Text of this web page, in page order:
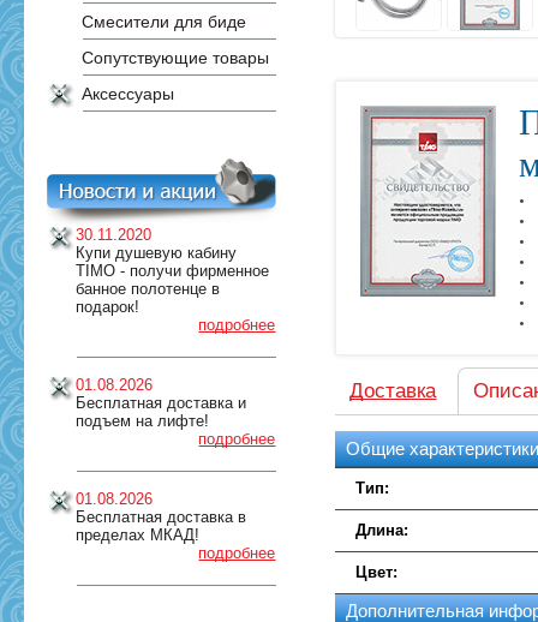
Смесители для биде
Сопутствующие товары
Аксессуары
30.11.2020
Купи душевую кабину
TIMO - получи фирменное
банное полотенце в
подарок!
подробнее
01.08.2026
Бесплатная доставка и
подъем на лифте!
подробнее
01.08.2026
Бесплатная доставка в
пределах МКАД!
подробнее
Доставка
Общие
Тип:
Длина:
Цвет:
Дополнительная